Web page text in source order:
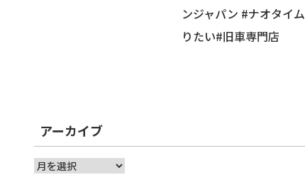
ンジャパン #ナオタイ
りたい#旧車専門店
アーカイブ
ア